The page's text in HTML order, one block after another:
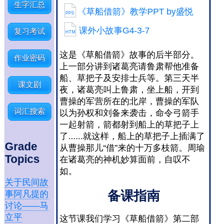
生字汇总
复习考试
作业密码
课文剧
词汇搜索
Grade
Topics
关于民间故
事阿凡提的
讨论——马
立平
PPS 《草船借箭》教学PPT by盛悦
HTM 课外小故事G4-3-7
这是《草船借箭》故事的后半部分。
上一部分讲到诸葛亮请鲁肃帮他准备
船、草把子及安排士兵等。第三天半
夜，诸葛亮叫上鲁肃，坐上船，开到
曹操的军营所在的北岸，曹操的军队
以为孙权和刘备来袭击，命令弓箭手
一起射箭，箭都射到船上的草把子上
了......就这样，船上的草把子上插满了
从曹操那儿“借”来的十万多枝箭。周瑜
在诸葛亮的神机妙算面前，自叹不
如。
备课指南
这节课我们学习《草船借箭》第二部